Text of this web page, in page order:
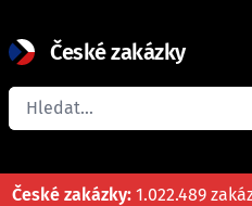
České zakázky
České zakázky: 1.022.489